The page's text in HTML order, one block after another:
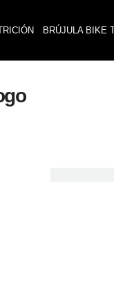
BRÚJULA BIKE